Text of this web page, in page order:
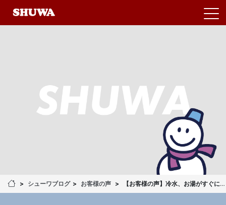
シューワブログ お客様の声 【お客様の声】冷水、お湯がすぐに使えるって本当に便利だなーと実感しました